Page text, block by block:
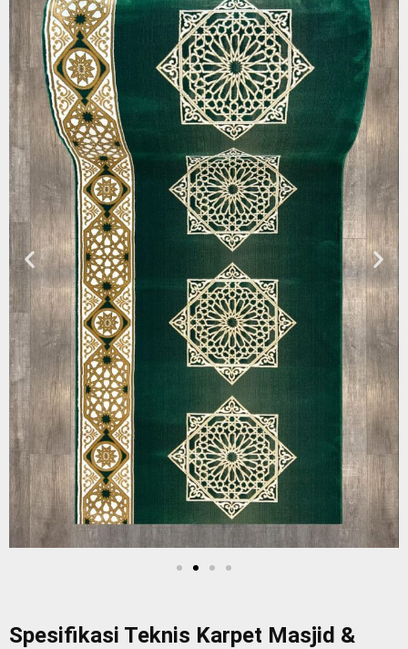
Spesifikasi Teknis Karpet Masjid &